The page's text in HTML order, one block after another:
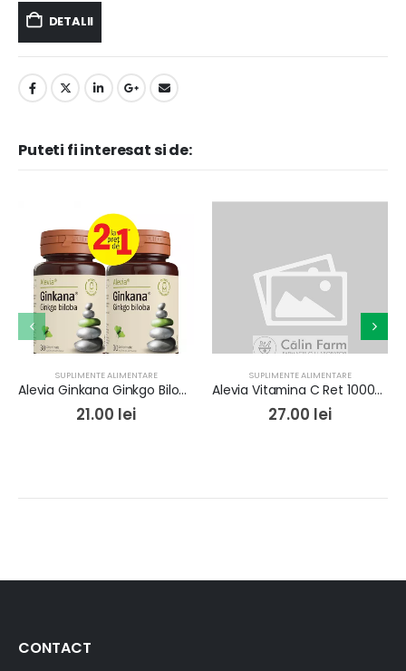
DETALII
Puteti fi interesat si de:
SUPLIMENTE ALIMENTARE
Alevia Ginkana Ginkgo Biloba 40mg x 30cpr Pachet 1+1 Gratis
21.00 lei
SUPLIMENTE ALIMENTARE
Alevia Vitamina C Ret 1000mg x 30cpr
27.00 lei
CONTACT